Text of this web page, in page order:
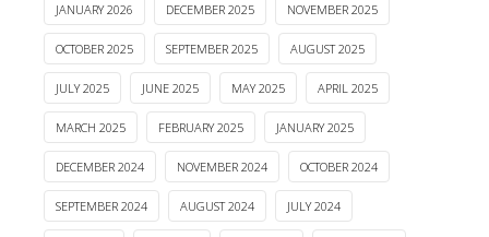
JANUARY 2026 DECEMBER 2025 NOVEMBER 2025
OCTOBER 2025 SEPTEMBER 2025 AUGUST 2025
JULY 2025 JUNE 2025 MAY 2025 APRIL 2025
MARCH 2025 FEBRUARY 2025 JANUARY 2025
DECEMBER 2024 NOVEMBER 2024 OCTOBER 2024
SEPTEMBER 2024 AUGUST 2024 JULY 2024